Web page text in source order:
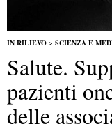
IN RILIEVO > SCIENZA E
Salute.
pazienti
delle